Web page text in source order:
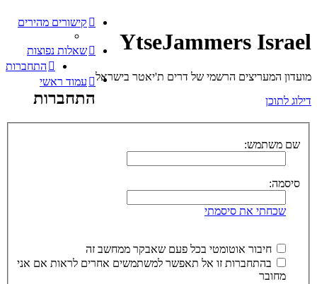
YtseJammers Israel
מועדון המעריצים הרשמי של דרים ת'יאטר בישראל
דילוג לתוכן
קישורים מהירים
שאלות נפוצות
התחברות
עמוד ראשי
התחברות
שם משתמש:
סיסמה:
שכחתי את סיסמתי
חיבור אוטומטי בכל פעם שאבקר ממחשב זה
בהתחברות זו אל תאפשר למשתמשים אחרים לראות אם אני
מחובר